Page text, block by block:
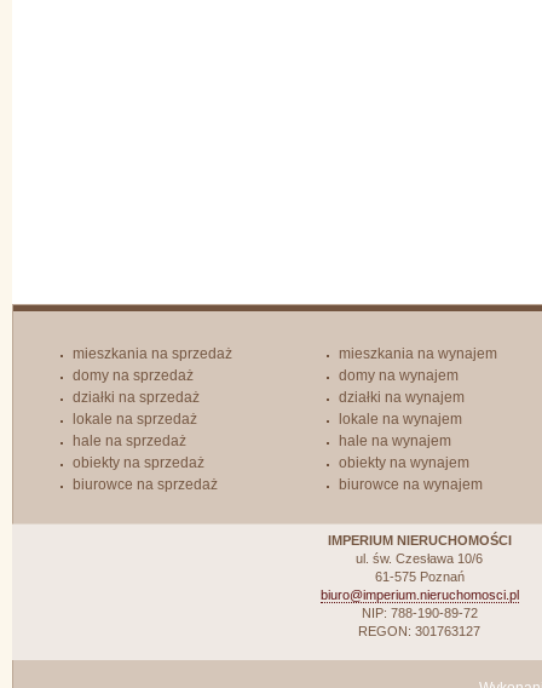
mieszkania na sprzedaż
domy na sprzedaż
działki na sprzedaż
lokale na sprzedaż
hale na sprzedaż
obiekty na sprzedaż
biurowce na sprzedaż
mieszkania na wynajem
domy na wynajem
działki na wynajem
lokale na wynajem
hale na wynajem
obiekty na wynajem
biurowce na wynajem
IMPERIUM NIERUCHOMOŚCI
ul. św. Czesława 10/6
61-575 Poznań
biuro@imperium.nieruchomosci.pl
NIP: 788-190-89-72
REGON: 301763127